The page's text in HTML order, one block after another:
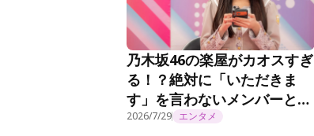
乃木坂46の楽屋がカオスすぎ
る！？絶対に「いただきま
す」を言わないメンバーと
は？『乃木坂工事延長中』
2026/7/29 エンタメ